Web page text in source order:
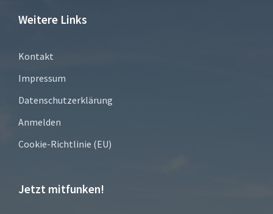
Weitere Links
Kontakt
Impressum
Datenschutzerklärung
Anmelden
Cookie-Richtlinie (EU)
Jetzt mitfunken!